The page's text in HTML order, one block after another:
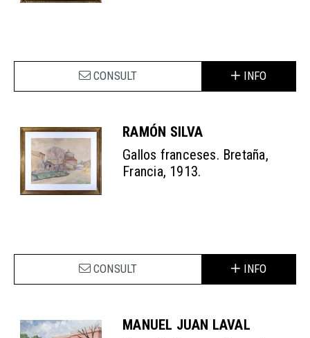
CONSULT INFO
RAMÓN SILVA
Gallos franceses. Bretaña,
Francia, 1913.
CONSULT INFO
MANUEL JUAN LAVAL